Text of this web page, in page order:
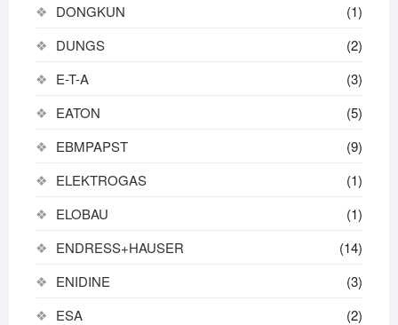
DONGKUN
(1)
DUNGS
(2)
E-T-A
(3)
EATON
(5)
EBMPAPST
(9)
ELEKTROGAS
(1)
ELOBAU
(1)
ENDRESS+HAUSER
(14)
ENIDINE
(3)
ESA
(2)